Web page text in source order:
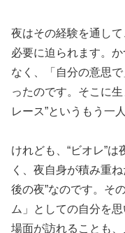
夜はその経験を通し
必要に迫られます。
なく、「自分の意思
ったのです。そこに
レース”というもう一
けれども、“ビオレ”
く、夜自身が積み重
後の夜”なのです。そ
ム」としての自分を
場面が訪れることも